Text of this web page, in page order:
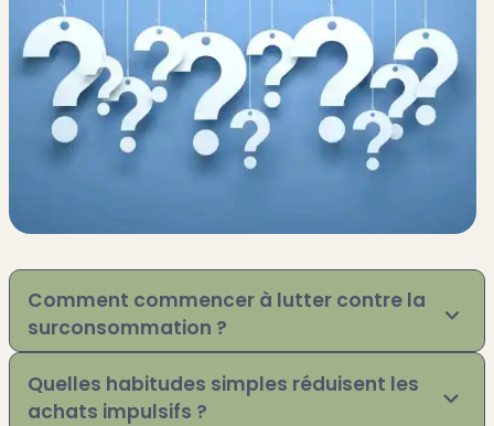
Comment commencer à lutter contre la
surconsommation ?
Quelles habitudes simples réduisent les
achats impulsifs ?